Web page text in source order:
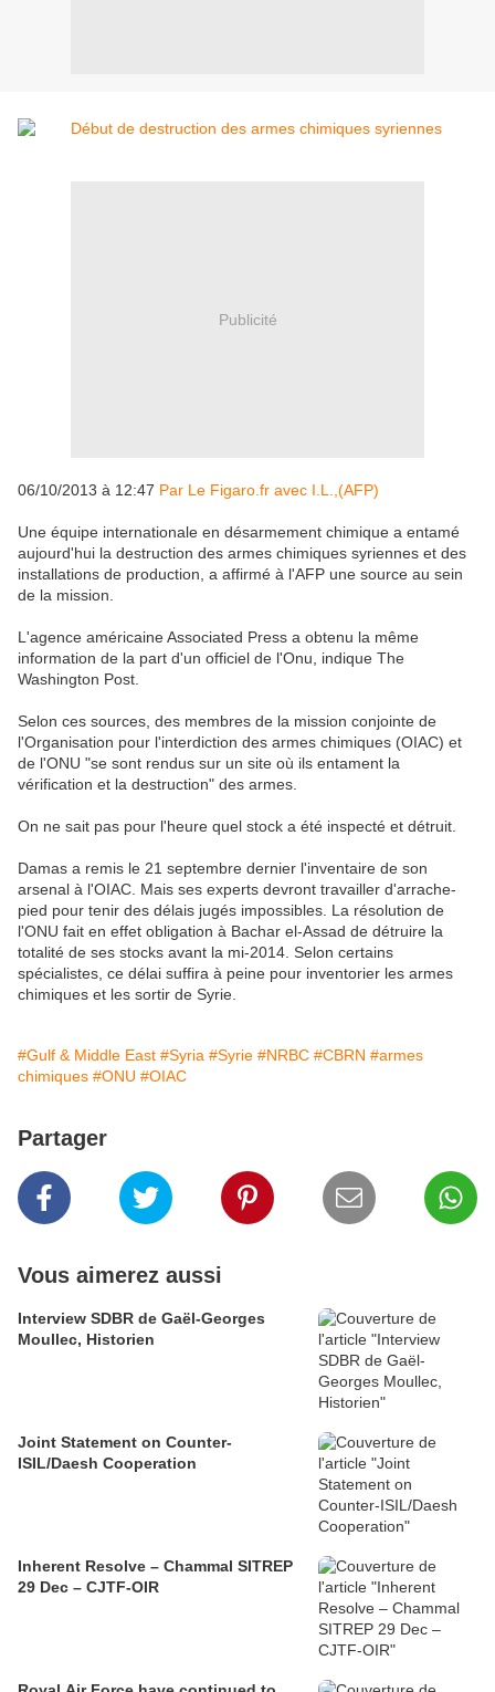
Publicité
06/10/2013 à 12:47 Par Le Figaro.fr avec I.L.,(AFP)
Une équipe internationale en désarmement chimique a entamé
aujourd'hui la destruction des armes chimiques syriennes et des
installations de production, a affirmé à l'AFP une source au sein
de la mission.
L'agence américaine Associated Press a obtenu la même
information de la part d'un officiel de l'Onu, indique The
Washington Post.
Selon ces sources, des membres de la mission conjointe de
l'Organisation pour l'interdiction des armes chimiques (OIAC) et
de l'ONU "se sont rendus sur un site où ils entament la
vérification et la destruction" des armes.
On ne sait pas pour l'heure quel stock a été inspecté et détruit.
Damas a remis le 21 septembre dernier l'inventaire de son
arsenal à l'OIAC. Mais ses experts devront travailler d'arrache-
pied pour tenir des délais jugés impossibles. La résolution de
l'ONU fait en effet obligation à Bachar el-Assad de détruire la
totalité de ses stocks avant la mi-2014. Selon certains
spécialistes, ce délai suffira à peine pour inventorier les armes
chimiques et les sortir de Syrie.
#Gulf & Middle East #Syria #Syrie #NRBC #CBRN #armes
chimiques #ONU #OIAC
Partager
Vous aimerez aussi
Interview SDBR de Gaël-Georges
Moullec, Historien
Joint Statement on Counter-
ISIL/Daesh Cooperation
Inherent Resolve – Chammal SITREP
29 Dec – CJTF-OIR